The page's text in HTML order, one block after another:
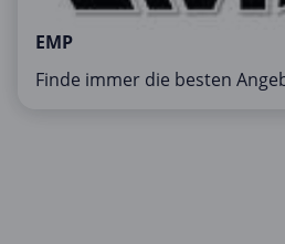
EMP
Finde immer die besten